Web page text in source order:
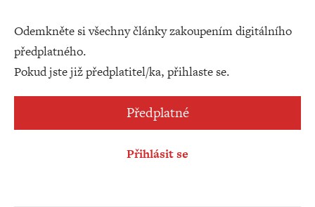
Odemkněte si všechny články zakoupením digitálního
předplatného.
Pokud jste již předplatitel/ka, přihlaste se.
Předplatné
Přihlásit se